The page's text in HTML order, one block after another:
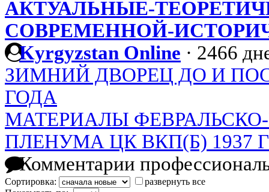
АКТУАЛЬНЫЕ-
СОВРЕМЕННОЙ-
Kyrgyzstan Online · 2466
ЗИМНИЙ ДВОРЕЦ ДО И
ГОДА
МАТЕРИАЛЫ
ПЛЕНУМА ЦК ВКП(Б) 1937
Комментарии
Сортировка:
развернуть все